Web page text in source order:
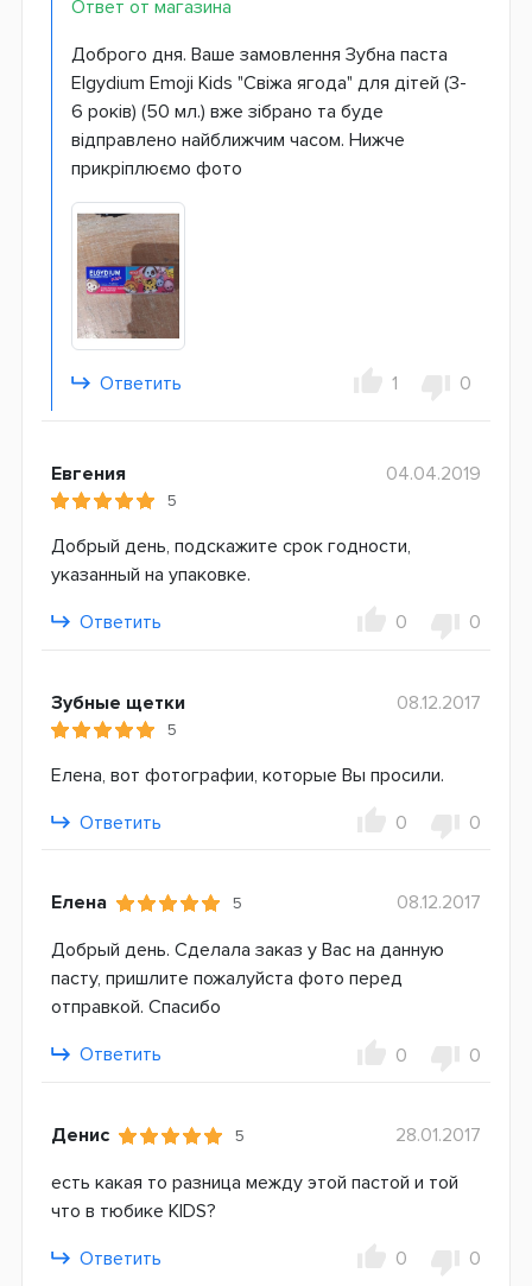
Ответ от магазина
Доброго дня. Ваше замовлення Зубна паста
Elgydium Emoji Kids "Свіжа ягода" для дітей (3-
6 років) (50 мл.) вже зібрано та буде
відправлено найближчим часом. Нижче
прикріплюємо фото
Ответить 1 0
Евгения
5
04.04.2019
Добрый день, подскажите срок годности,
указанный на упаковке.
Ответить
0 0
Зубные щетки
5
08.12.2017
Елена, вот фотографии, которые Вы просили.
Ответить
0 0
Елена 5
08.12.2017
Добрый день. Сделала заказ у Вас на данную
пасту, пришлите пожалуйста фото перед
отправкой. Спасибо
Ответить
0 0
Денис 5
28.01.2017
есть какая то разница между этой пастой и той
что в тюбике KIDS?
Ответить
0 0